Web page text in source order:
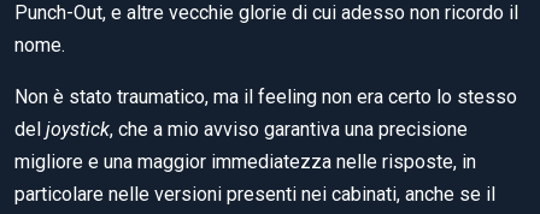
Punch-Out, e altre vecchie glorie di cui adesso non ricordo il
nome.
Non è stato traumatico, ma il feeling non era certo lo stesso
del joystick, che a mio avviso garantiva una precisione
migliore e una maggior immediatezza nelle risposte, in
particolare nelle versioni presenti nei cabinati, anche se il